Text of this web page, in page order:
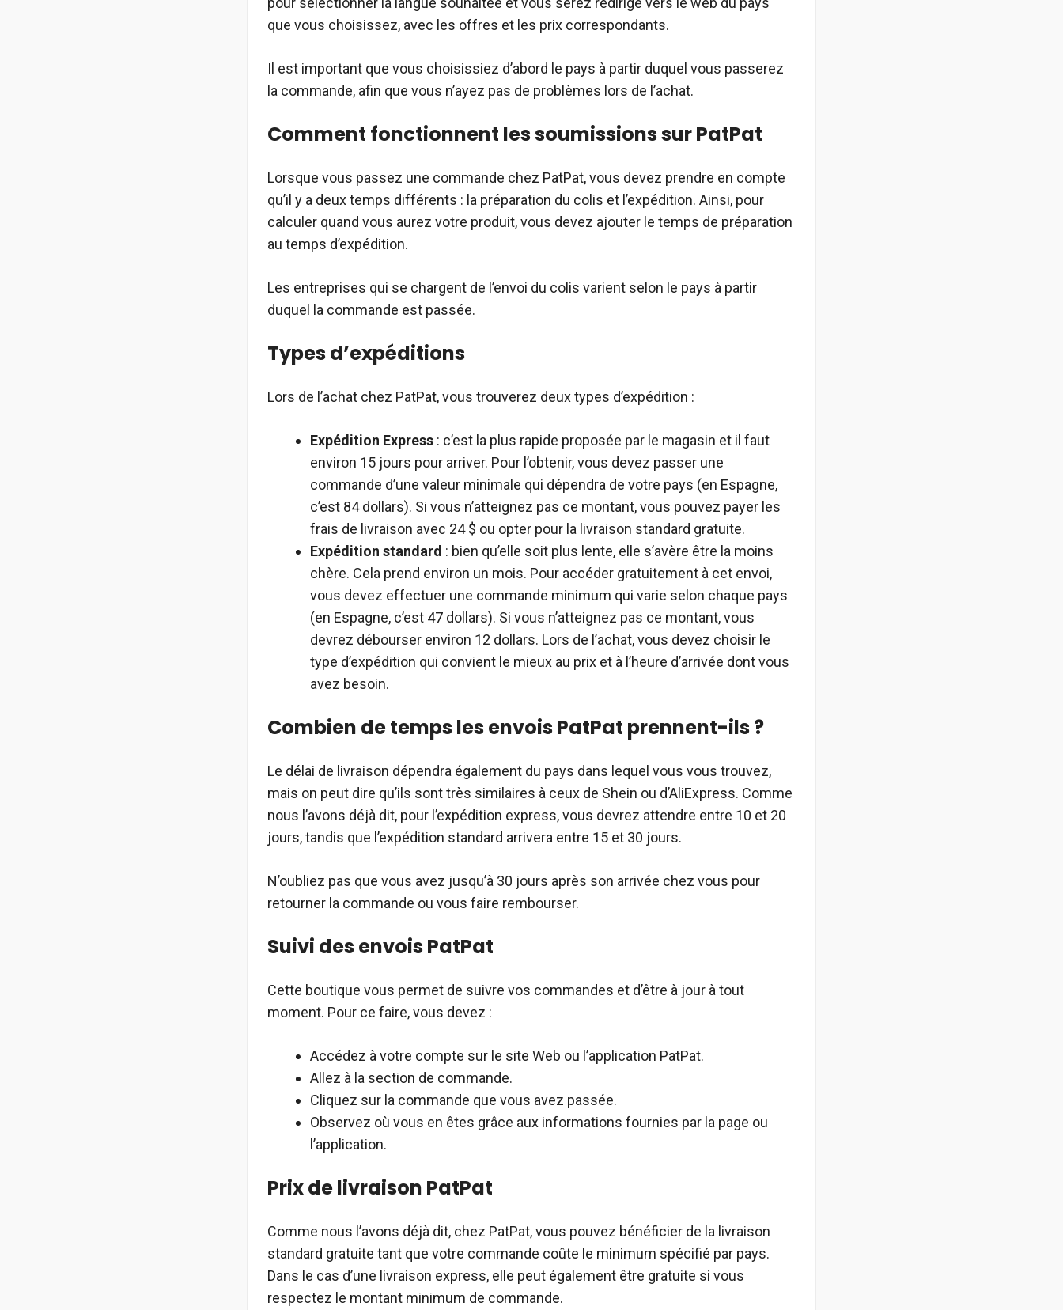
que vous choisissez, avec les offres et les prix correspondants.
Il est important que vous choisissiez d’abord le pays à partir duquel vous passerez
la commande, afin que vous n’ayez pas de problèmes lors de l’achat.
Comment fonctionnent les soumissions sur PatPat
Lorsque vous passez une commande chez PatPat, vous devez prendre en compte
qu’il y a deux temps différents : la préparation du colis et l’expédition. Ainsi, pour
calculer quand vous aurez votre produit, vous devez ajouter le temps de préparation
au temps d’expédition.
Les entreprises qui se chargent de l’envoi du colis varient selon le pays à partir
duquel la commande est passée.
Types d’expéditions
Lors de l’achat chez PatPat, vous trouverez deux types d’expédition :
Expédition Express : c’est la plus rapide proposée par le magasin et il faut
environ 15 jours pour arriver. Pour l’obtenir, vous devez passer une
commande d’une valeur minimale qui dépendra de votre pays (en Espagne,
c’est 84 dollars). Si vous n’atteignez pas ce montant, vous pouvez payer les
frais de livraison avec 24 $ ou opter pour la livraison standard gratuite.
Expédition standard : bien qu’elle soit plus lente, elle s’avère être la moins
chère. Cela prend environ un mois. Pour accéder gratuitement à cet envoi,
vous devez effectuer une commande minimum qui varie selon chaque pays
(en Espagne, c’est 47 dollars). Si vous n’atteignez pas ce montant, vous
devrez débourser environ 12 dollars. Lors de l’achat, vous devez choisir le
type d’expédition qui convient le mieux au prix et à l’heure d’arrivée dont vous
avez besoin.
Combien de temps les envois PatPat prennent-ils ?
Le délai de livraison dépendra également du pays dans lequel vous vous trouvez,
mais on peut dire qu’ils sont très similaires à ceux de Shein ou d’AliExpress. Comme
nous l’avons déjà dit, pour l’expédition express, vous devrez attendre entre 10 et 20
jours, tandis que l’expédition standard arrivera entre 15 et 30 jours.
N’oubliez pas que vous avez jusqu’à 30 jours après son arrivée chez vous pour
retourner la commande ou vous faire rembourser.
Suivi des envois PatPat
Cette boutique vous permet de suivre vos commandes et d’être à jour à tout
moment. Pour ce faire, vous devez :
Accédez à votre compte sur le site Web ou l’application PatPat.
Allez à la section de commande.
Cliquez sur la commande que vous avez passée.
Observez où vous en êtes grâce aux informations fournies par la page ou
l’application.
Prix de livraison PatPat
Comme nous l’avons déjà dit, chez PatPat, vous pouvez bénéficier de la livraison
standard gratuite tant que votre commande coûte le minimum spécifié par pays.
Dans le cas d’une livraison express, elle peut également être gratuite si vous
respectez le montant minimum de commande.